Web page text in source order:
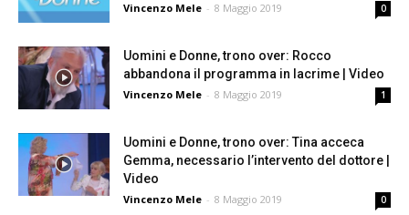
Vincenzo Mele - 8 Maggio 2019 0
Uomini e Donne, trono over: Rocco
abbandona il programma in lacrime | Video
Vincenzo Mele - 8 Maggio 2019 1
Uomini e Donne, trono over: Tina acceca
Gemma, necessario l’intervento del dottore |
Video
Vincenzo Mele - 8 Maggio 2019 0